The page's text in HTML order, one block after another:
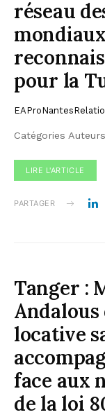
réseau
pour la
Catégories Auteurs
LIRE L'ARTICLE
PARTAGER
Tanger :
locative
face aux
de la loi